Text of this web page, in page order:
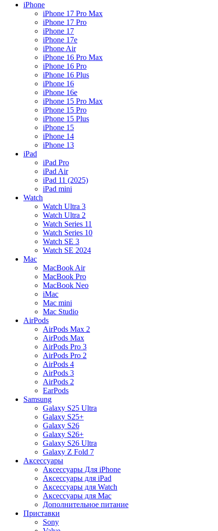
iPhone
iPhone 17 Pro Max
iPhone 17 Pro
iPhone 17
iPhone 17e
iPhone Air
iPhone 16 Pro Max
iPhone 16 Pro
iPhone 16 Plus
iPhone 16
iPhone 16e
iPhone 15 Pro Max
iPhone 15 Pro
iPhone 15 Plus
iPhone 15
iPhone 14
iPhone 13
iPad
iPad Pro
iPad Air
iPad 11 (2025)
iPad mini
Watch
Watch Ultra 3
Watch Ultra 2
Watch Series 11
Watch Series 10
Watch SE 3
Watch SE 2024
Mac
MacBook Air
MacBook Pro
MacBook Neo
iMac
Mac mini
Mac Studio
AirPods
AirPods Max 2
AirPods Max
AirPods Pro 3
AirPods Pro 2
AirPods 4
AirPods 3
AirPods 2
EarPods
Samsung
Galaxy S25 Ultra
Galaxy S25+
Galaxy S26
Galaxy S26+
Galaxy S26 Ultra
Galaxy Z Fold 7
Аксессуары
Аксессуары Для iPhone
Аксессуары для iPad
Аксессуары для Watch
Аксессуары для Mac
Дополнительное питание
Приставки
Sony